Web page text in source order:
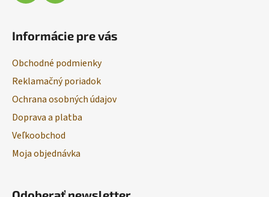
Informácie pre vás
Obchodné podmienky
Reklamačný poriadok
Ochrana osobných údajov
Doprava a platba
Veľkoobchod
Moja objednávka